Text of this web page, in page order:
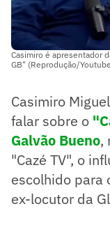
Casimiro é apresentador
GB" (Reprodução/
Casimiro
falar sobre o
Galvão Bueno,
"Cazé TV", o
escolhido para
ex-locutor da